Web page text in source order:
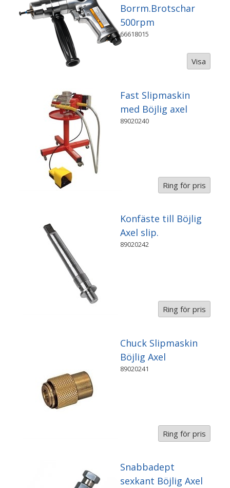
Borrm.Brotschar
500rpm
66618015
Visa
Fast Slipmaskin
med Böjlig axel
89020240
Ring för pris
Konfäste till Böjlig
Axel slip.
89020242
Ring för pris
Chuck Slipmaskin
Böjlig Axel
89020241
Ring för pris
Snabbadept
sexkant Böjlig Axel